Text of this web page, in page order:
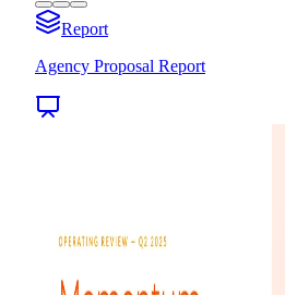
Report
Agency Proposal Report